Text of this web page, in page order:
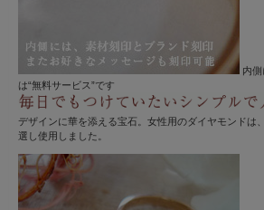
内
は“無料サービス”です
デザインに華を添える宝石。女性用のダイヤモンドは
選し使用しました。